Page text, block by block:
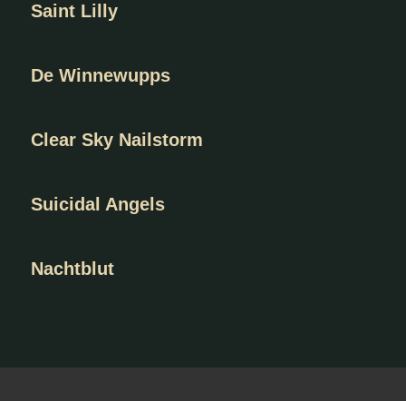
Saint Lilly
De Winnewupps
Clear Sky Nailstorm
Suicidal Angels
Nachtblut